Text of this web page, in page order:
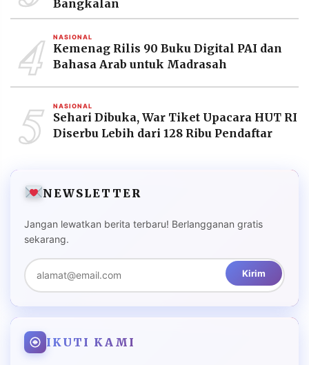
Bangkalan
4 NASIONAL
Kemenag Rilis 90 Buku Digital PAI dan
Bahasa Arab untuk Madrasah
5 NASIONAL
Sehari Dibuka, War Tiket Upacara HUT RI
Diserbu Lebih dari 128 Ribu Pendaftar
NEWSLETTER
Jangan lewatkan berita terbaru! Berlangganan gratis
sekarang.
Kirim
IKUTI KAMI